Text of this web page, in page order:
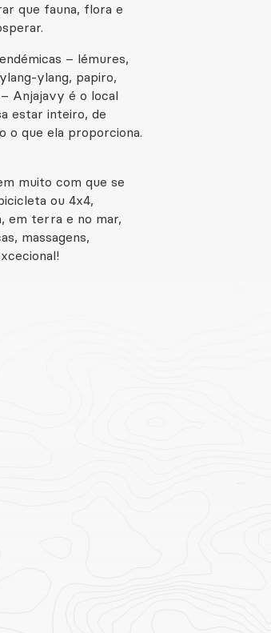
que fauna, flora e
– lémures,
ylang, papiro,
Anjajavy é o local
estar inteiro, de
o que ela proporciona.
muito com que se
ou 4x4,
em terra e no mar,
massagens,